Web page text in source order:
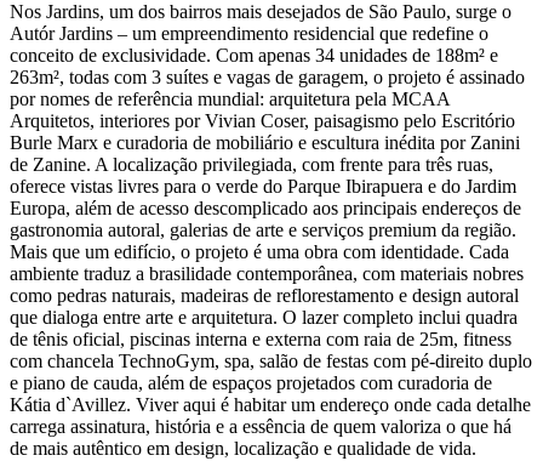
Nos Jardins, um dos bairros mais desejados de São Paulo, surge o
Autór Jardins – um empreendimento residencial que redefine o
conceito de exclusividade. Com apenas 34 unidades de 188m² e
263m², todas com 3 suítes e vagas de garagem, o projeto é assinado
por nomes de referência mundial: arquitetura pela MCAA
Arquitetos, interiores por Vivian Coser, paisagismo pelo Escritório
Burle Marx e curadoria de mobiliário e escultura inédita por Zanini
de Zanine. A localização privilegiada, com frente para três ruas,
oferece vistas livres para o verde do Parque Ibirapuera e do Jardim
Europa, além de acesso descomplicado aos principais endereços de
gastronomia autoral, galerias de arte e serviços premium da região.
Mais que um edifício, o projeto é uma obra com identidade. Cada
ambiente traduz a brasilidade contemporânea, com materiais nobres
como pedras naturais, madeiras de reflorestamento e design autoral
que dialoga entre arte e arquitetura. O lazer completo inclui quadra
de tênis oficial, piscinas interna e externa com raia de 25m, fitness
com chancela TechnoGym, spa, salão de festas com pé-direito duplo
e piano de cauda, além de espaços projetados com curadoria de
Kátia d`Avillez. Viver aqui é habitar um endereço onde cada detalhe
carrega assinatura, história e a essência de quem valoriza o que há
de mais autêntico em design, localização e qualidade de vida.